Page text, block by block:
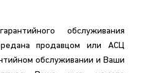
обслуживания
продавцом или АСЦ
обслуживании и Ваши